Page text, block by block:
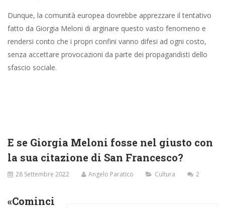
Dunque, la comunità europea dovrebbe apprezzare il tentativo
fatto da Giorgia Meloni di arginare questo vasto fenomeno e
rendersi conto che i propri confini vanno difesi ad ogni costo,
senza accettare provocazioni da parte dei propagandisti dello
sfascio sociale.
E se Giorgia Meloni fosse nel giusto con
la sua citazione di San Francesco?
28 Settembre 2022 Angelo Paratico Cultura 2
«Cominci